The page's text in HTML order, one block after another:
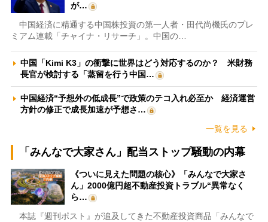
が…
中国経済に精通する中国株投資の第一人者・田代尚機氏のプレ
ミアム連載「チャイナ・リサーチ」。中国の…
中国「Kimi K3」の衝撃に世界はどう対応するのか？ 米財務
長官が検討する「蒸留を行う中国…
中国経済“予想外の低成長”で政策のテコ入れ必至か 経済運営
方針の修正で成長加速が予想さ…
一覧を見る
「みんなで大家さん」配当ストップ騒動の内幕
《ついに見えた問題の核心》「みんなで大家さ
ん」2000億円超不動産投資トラブル“異常なく
ら…
本誌『週刊ポスト』が追及してきた不動産投資商品「みんなで